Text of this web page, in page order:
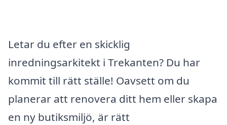
Letar du efter en skicklig
inredningsarkitekt i Trekanten? Du har
kommit till rätt ställe! Oavsett om du
planerar att renovera ditt hem eller skapa
en ny butiksmiljö, är rätt